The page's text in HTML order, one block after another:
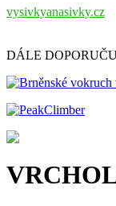
vysivkyanasivky.cz
DÁLE